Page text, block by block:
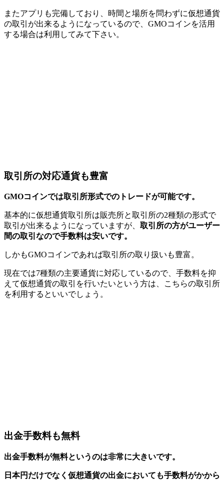
またアプリも完備しており、時間と場所を問わずに仮想通貨
の取引が出来るようになっているので、GMOコインを活用
する場合は利用してみて下さい。
取引所の対応通貨も豊富
GMOコインでは取引所形式でのトレードが可能です。
基本的に仮想通貨取引所は販売所と取引所の2種類の形式で
取引が出来るようになっていますが、 取引所の方がユーザー
間の取引なので手数料は安いです。
しかもGMOコインであれば取引所の取り扱いも豊富。
現在では7種類の主要通貨に対応しているので、手数料を抑
えて仮想通貨の取引を行いたいという方は、こちらの取引所
を利用するといいでしょう。
出金手数料も無料
出金手数料が無料というのは非常に大きいです。
日本円だけでなく仮想通貨の出金においても手数料がかから